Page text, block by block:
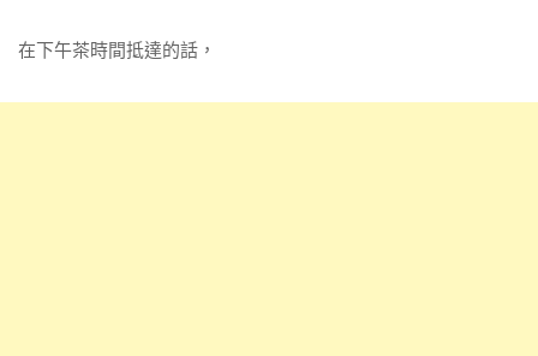
在下午茶時間抵達的話，